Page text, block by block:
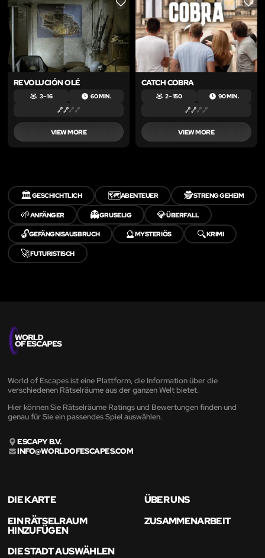
LIKE
REVOLUCIÓN OLÉ
3 – 16 60 MIN.
VIEW MORE
LIKE
CATCH COBRA
2 – 150 90 MIN.
VIEW MORE
🏛️GESCHICHTLICH 🗺️ABENTEUER 🕵️STRENG GEHEIM
🌱ANFÄNGER 👻GRUSELIG 💎ÜBERFALL
🔓GEFÄNGNISAUSBRUCH 🔮MYSTERIÖS 🔍KRIMI
🚀FUTURISTISCH
World of Escapes ist eine Plattform, die Information über die
verschiedenen Rätselräume aus der ganzen Welt bietet.
Hier können Sie Rätselräume Ratings und Bewertungen finden und
genau für Sie ein passendes Spiel auswählen.
ESCAPY B.V.
INFO@WORLDOFESCAPES.COM
DIE KARTE
ÜBER UNS
EIN RÄTSELRAUM
HINZUFÜGEN
ZUSAMMENARBEIT
DIE STADT AUSWÄHLEN